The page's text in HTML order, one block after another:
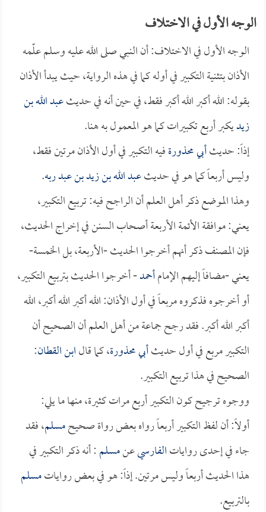
الوجه الأول في الاختلاف
الوجه الأول في الاختلاف: أن النبي صلى الله عليه وسلم علّمه
الأذان بتثنية التكبير في أوله كما في هذه الرواية، حيث يبدأ الأذان
بقوله: الله أكبر الله أكبر فقط، في حين أنه في حديثعبد الله بن
زيديكبر أربع تكبيرات كما هو المعمول به هنا.
إذاً: حديثأبي محذورةفيه التكبير في أول الأذان مرتين فقط،
وليس أربعاً كما هو في حديثعبد الله بن زيد بن عبد ربه.
وهذا الموضع ذكر أهل العلم أن الراجح فيه: تربيع التكبير،
يعني: موافقة الأئمة الأربعة أصحاب السنن في إخراج الحديث،
فإن المصنف ذكر أنهم أخرجوا الحديث -الأربعة، بل الخمسة-
يعني -مضافاً إليهم الإمامأحمد- أخرجوا الحديث بتربيع التكبير،
أو أخرجوه فذكروه مربعاً في أول الأذان: الله أكبر الله أكبر، الله
أكبر الله أكبر. فقد رجح جماعة من أهل العلم أن الصحيح أن
التكبير مربع في أول حديثأبي محذورة، كما قالابن القطان:
الصحيح في هذا تربيع التكبير.
ووجوه ترجيح كون التكبير أربع مرات كثيرة، منها ما يلي:
أولاً: أن لفظ التكبير أربعاً رواه بعض رواة صحيحمسلم، فقد
جاء في إحدى رواياتالفارسيعنمسلم: أنه ذكر التكبير في
هذا الحديث أربعاً وليس مرتين. إذاً: هو في بعض رواياتمسلم
بالتربيع.